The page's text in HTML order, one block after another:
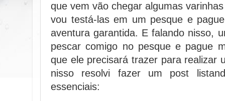
que vem vão chegar algumas
vou testá-las em um pesque e
aventura garantida. E falando nisso,
pescar comigo no pesque e pague
que ele precisará trazer para realizar
nisso resolvi fazer um post
essenciais: